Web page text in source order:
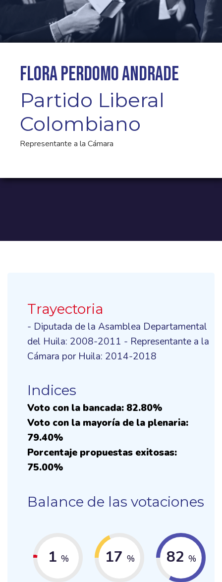
Flora Perdomo Andrade
Partido Liberal
Colombiano
Representante a la Cámara
Trayectoria
- Diputada de la Asamblea Departamental
del Huila: 2008-2011 - Representante a la
Cámara por Huila: 2014-2018
Indices
Voto con la bancada: 82.80%
Voto con la mayoría de la plenaria:
79.40%
Porcentaje propuestas exitosas:
75.00%
Balance de las votaciones
1 % 17 % 82 %